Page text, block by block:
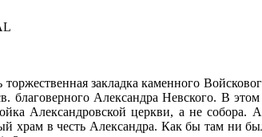
торжественная закладка каменного
благоверного Александра Невского. В
Александровской церкви, а не
храм в честь Александра. Как бы там ни